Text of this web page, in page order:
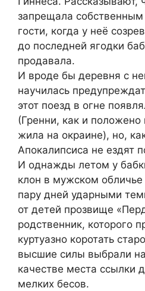
запрещала
гости, когда у неё
до последней ягодки
продавала.
И вроде бы деревня с
научилась
этот поезд в огне
(Гренни, как и
жила на окраине), но,
Апокалипсиса не ездят
И однажды летом у
клон в мужском
пару дней ударными
от детей прозвище
родственник, которого
куртуазно коротать
высшие силы выбрали
качестве места ссылки
мелких бесов.